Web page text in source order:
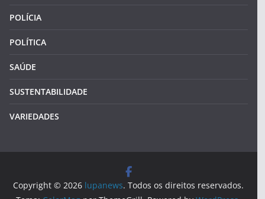
POLÍCIA
POLÍTICA
SAÚDE
SUSTENTABILIDADE
VARIEDADES
Copyright © 2026 lupanews. Todos os direitos reservados.